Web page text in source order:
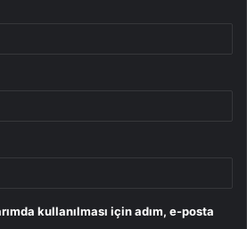
kullanılması için adım, e-posta